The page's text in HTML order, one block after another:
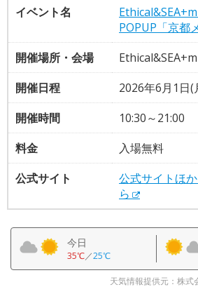
イベント名
POPUP「京都
開催場所・会場
開催日程
2026年6月1日(
開催時間
10:30～21:00
料金
入場無料
公式サイト
公式サイトほ
ら
今日
35℃／25℃
天気情報提供元：株式